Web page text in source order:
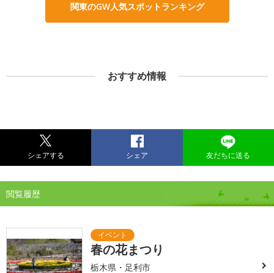
関東のGW人気スポットランキング
おすすめ情報
シェアする シェア 友だちに送る
閲覧履歴
春の花まつり
栃木県・足利市